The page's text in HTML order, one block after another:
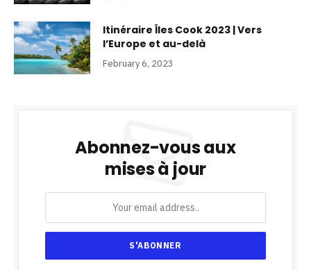
Itinéraire Îles Cook 2023 | Vers
l’Europe et au-delà
February 6, 2023
Abonnez-vous aux
mises à jour